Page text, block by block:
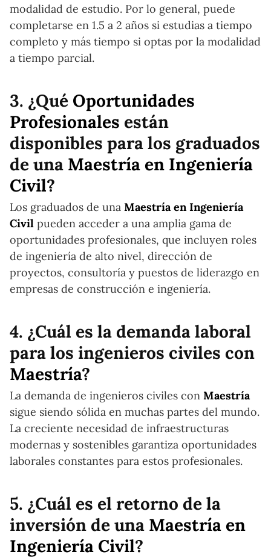
modalidad de estudio. Por lo general, puede
completarse en 1.5 a 2 años si estudias a tiempo
completo y más tiempo si optas por la modalidad
a tiempo parcial.
3. ¿Qué Oportunidades
Profesionales están
disponibles para los graduados
de una Maestría en Ingeniería
Civil?
Los graduados de una Maestría en Ingeniería
Civil pueden acceder a una amplia gama de
oportunidades profesionales, que incluyen roles
de ingeniería de alto nivel, dirección de
proyectos, consultoría y puestos de liderazgo en
empresas de construcción e ingeniería.
4. ¿Cuál es la demanda laboral
para los ingenieros civiles con
Maestría?
La demanda de ingenieros civiles con Maestría
sigue siendo sólida en muchas partes del mundo.
La creciente necesidad de infraestructuras
modernas y sostenibles garantiza oportunidades
laborales constantes para estos profesionales.
5. ¿Cuál es el retorno de la
inversión de una Maestría en
Ingeniería Civil?